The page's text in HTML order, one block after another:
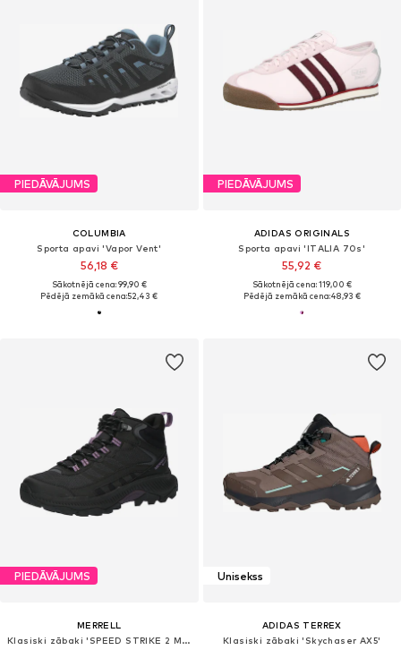
PIEDĀVĀJUMS
COLUMBIA
Sporta apavi 'Vapor Vent'
56,18 €
Sākotnējā cena: 99,90 €
Pēdējā zemākā cena:52,43 €
PIEDĀVĀJUMS
ADIDAS ORIGINALS
Sporta apavi 'ITALIA 70s'
55,92 €
Sākotnējā cena: 119,00 €
Pēdējā zemākā cena:48,93 €
PIEDĀVĀJUMS
MERRELL
Klasiski zābaki 'SPEED STRIKE 2 MIS GORE-TEX'
Unisekss
ADIDAS TERREX
Klasiski zābaki 'Skychaser AX5'